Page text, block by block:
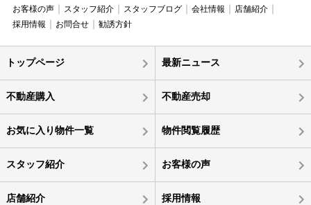
お客様の声
スタッフ紹介 スタッフブログ 会社情報
店舗紹介
採用情報
お問合せ 勧誘方針
トップページ 最新ニュース
不動産購入 不動産売却
お気に入り物件一覧 物件閲覧履歴
スタッフ紹介 お客様の声
店舗紹介 採用情報